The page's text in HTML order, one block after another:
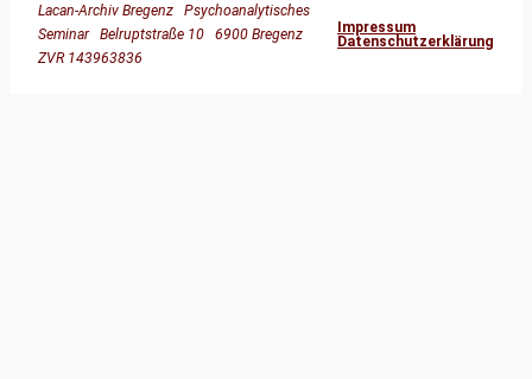
Lacan-Archiv Bregenz Psychoanalytisches
Seminar Belruptstraße 10 6900 Bregenz
ZVR 143963836
Impressum
Datenschutzerklärung